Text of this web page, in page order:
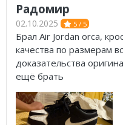
Радомир
02.10.2025 5 / 5
Брал Air Jordan orca,
качества по размерам
доказательства
ещё брать